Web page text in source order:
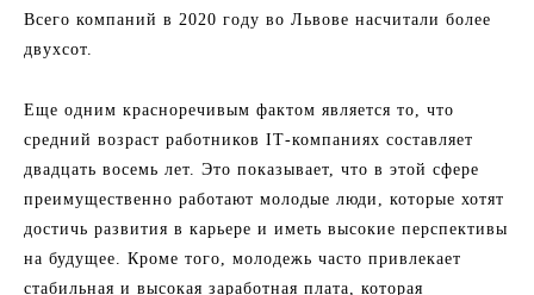
Всего компаний в 2020 году во Львове насчитали более
двухсот.
Еще одним красноречивым фактом является то, что
средний возраст работников ІТ-компаниях составляет
двадцать восемь лет. Это показывает, что в этой сфере
преимущественно работают молодые люди, которые хотят
достичь развития в карьере и иметь высокие перспективы
на будущее. Кроме того, молодежь часто привлекает
стабильная и высокая заработная плата, которая